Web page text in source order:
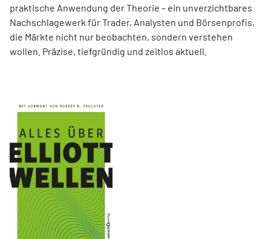
praktische Anwendung der Theorie – ein unverzichtbares
Nachschlagewerk für Trader, Analysten und Börsenprofis,
die Märkte nicht nur beobachten, sondern verstehen
wollen. Präzise, tiefgründig und zeitlos aktuell.